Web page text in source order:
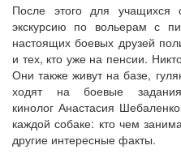
После этого для учащихся
экскурсию по вольерам с
настоящих боевых друзей
и тех, кто уже на пенсии.
Они также живут на базе,
ходят на боевые задания.
кинолог Анастасия
каждой собаке: кто чем
другие интересные факты.